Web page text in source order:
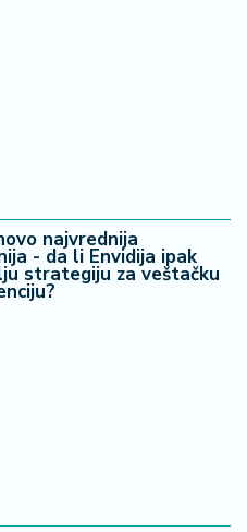
najvrednija
- da li Envidija ipak
strategiju za veštačku